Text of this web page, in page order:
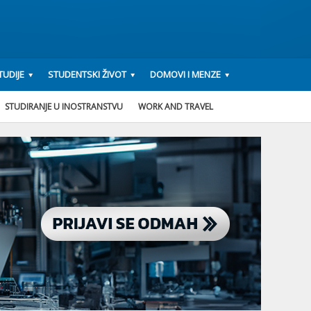
STUDENTSKI ŽIVOT DOMOVI I MENZE
STUDIRANJE U INOSTRANSTVU WORK AND TRAVEL